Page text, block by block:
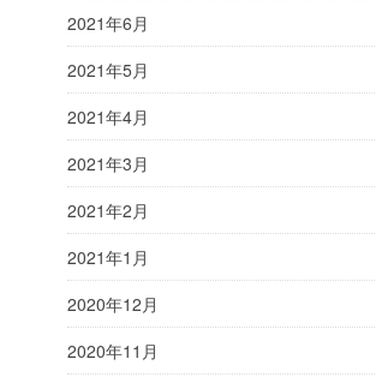
2021年6月
2021年5月
2021年4月
2021年3月
2021年2月
2021年1月
2020年12月
2020年11月